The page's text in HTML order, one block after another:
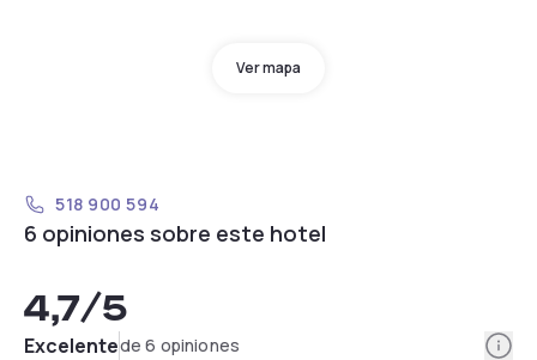
Ver mapa
518 900 594
6 opiniones sobre este hotel
4,7/5
Excelentede 6 opiniones